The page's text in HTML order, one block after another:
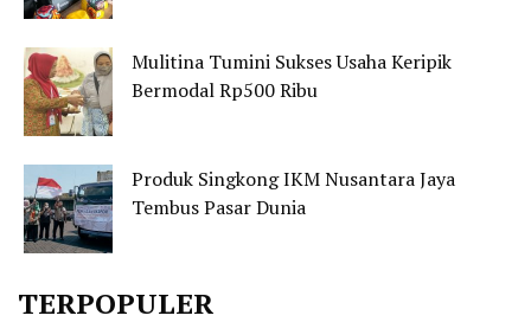
Mulitina Tumini Sukses Usaha Keripik
Bermodal Rp500 Ribu
Produk Singkong IKM Nusantara Jaya
Tembus Pasar Dunia
TERPOPULER